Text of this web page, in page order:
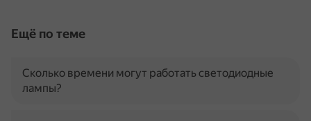
Ещё по теме
Сколько времени могут работать светодиодные
лампы?